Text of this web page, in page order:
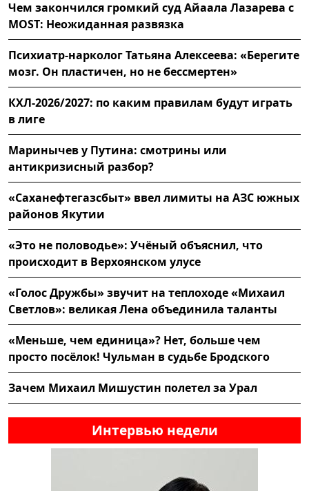
Чем закончился громкий суд Айаала Лазарева с
MOST: Неожиданная развязка
Психиатр-нарколог Татьяна Алексеева: «Берегите
мозг. Он пластичен, но не бессмертен»
КХЛ-2026/2027: по каким правилам будут играть
в лиге
Маринычев у Путина: смотрины или
антикризисный разбор?
«Саханефтегазсбыт» ввел лимиты на АЗС южных
районов Якутии
«Это не половодье»: Учёный объяснил, что
происходит в Верхоянском улусе
«Голос Дружбы» звучит на теплоходе «Михаил
Светлов»: великая Лена объединила таланты
«Меньше, чем единица»? Нет, больше чем
просто посёлок! Чульман в судьбе Бродского
Зачем Михаил Мишустин полетел за Урал
Интервью недели